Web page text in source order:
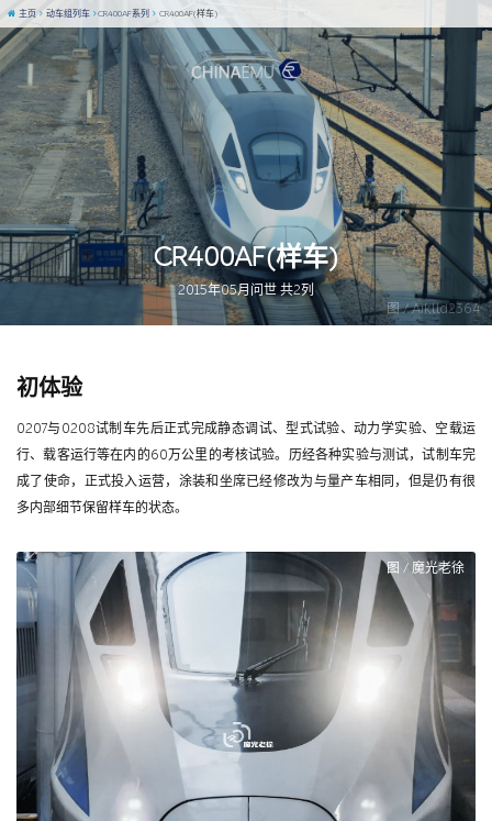
图 / Aiklld2364
CR400AF(样车)
2015年05月问世 共2列
主页 动车组列车 CR400AF系列 CR400AF(样车)
初体验
0207与0208试制车先后正式完成静态调试、型式试验、动力学实验、空载运
行、载客运行等在内的60万公里的考核试验。历经各种实验与测试，试制车完
成了使命，正式投入运营，涂装和坐席已经修改为与量产车相同，但是仍有很
多内部细节保留样车的状态。
图 / 魔光老徐